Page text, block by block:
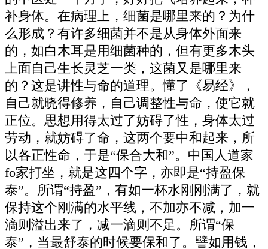
补身体。在病理上，细菌是哪里来的？为什
么形成？有许多细菌并不是从身体外面来
的，如白木耳是用细菌种的，但有更多木头
上面自己生长灵芝一类，这菌又是哪里来
的？这是讲性与命的道理。懂了《易经》，
自己就晓得修养，自己调整性与命，使它就
正位。思想用得太过了妨碍了性，身体太过
劳动，就妨碍了命，这两个要中和起来，所
以各正性命，于是“保合大和”。中国人道家
fo家打坐，就是这四个字，亦即是“持盈保
泰”。所谓“持盈”，有如一杯水刚刚满了，就
保持这个刚满的水平线，不加亦不减，加一
滴则溢出来了，减一滴则不足。所谓“保
泰”，当最舒泰的时候要保和了。譬如用钱，